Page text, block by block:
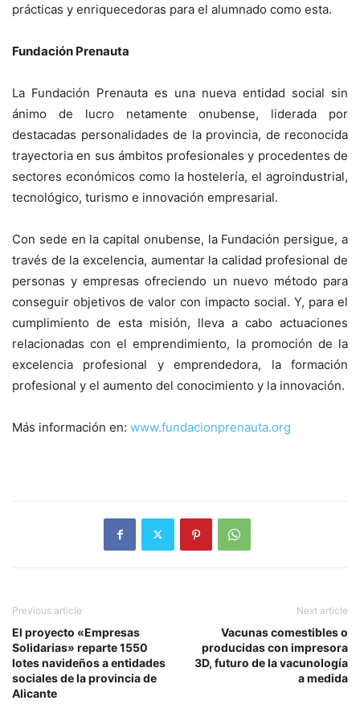
prácticas y enriquecedoras para el alumnado como esta.
Fundación Prenauta
La Fundación Prenauta es una nueva entidad social sin
ánimo de lucro netamente onubense, liderada por
destacadas personalidades de la provincia, de reconocida
trayectoria en sus ámbitos profesionales y procedentes de
sectores económicos como la hostelería, el agroindustrial,
tecnológico, turismo e innovación empresarial.
Con sede en la capital onubense, la Fundación persigue, a
través de la excelencia, aumentar la calidad profesional de
personas y empresas ofreciendo un nuevo método para
conseguir objetivos de valor con impacto social. Y, para el
cumplimiento de esta misión, lleva a cabo actuaciones
relacionadas con el emprendimiento, la promoción de la
excelencia profesional y emprendedora, la formación
profesional y el aumento del conocimiento y la innovación.
Más información en: www.fundacionprenauta.org
Previous article
El proyecto «Empresas
Solidarias» reparte 1550
lotes navideños a entidades
sociales de la provincia de
Alicante
Next article
Vacunas comestibles o
producidas con impresora
3D, futuro de la vacunología
a medida